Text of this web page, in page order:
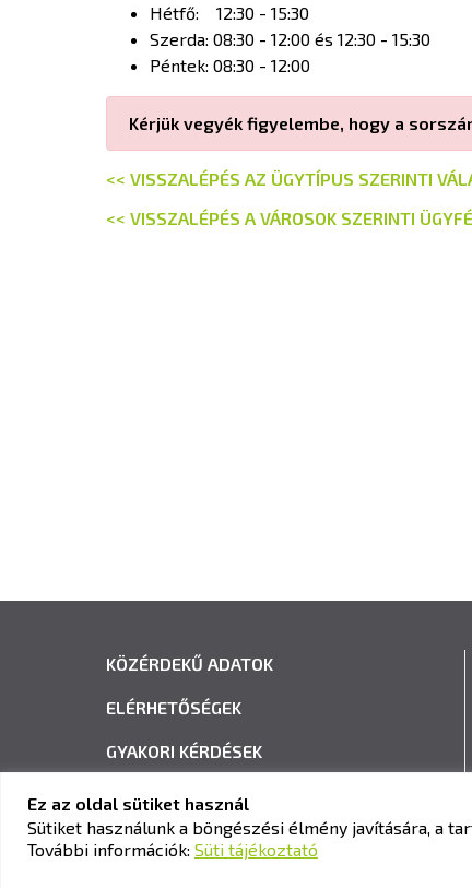
Hétfő: 12:30 - 15:30
Szerda: 08:30 - 12:00 és 12:30 - 15:30
Péntek: 08:30 - 12:00
Kérjük vegyék figyelembe, hogy a
<< VISSZALÉPÉS AZ ÜGYTÍPUS SZERINTI
<< VISSZALÉPÉS A VÁROSOK SZERINTI
KÖZÉRDEKŰ ADATOK
ELÉRHETŐSÉGEK
GYAKORI KÉRDÉSEK
ADATVÉDELEM
HÍRLEVÉL FELIRATKOZÁS
Ez az oldal sütiket használ
Sütiket használunk a böngészési élmény javítására, a
További információk: Süti tájékoztató